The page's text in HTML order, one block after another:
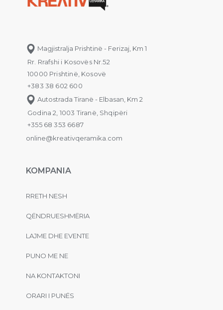
Magjistralja Prishtinë - Ferizaj, Km 1
Rr. Rrafshi i Kosovës Nr.52
10000 Prishtinë, Kosovë
+383 38 602 600
Autostrada Tiranë - Elbasan, Km 2
Godina 2, 1003 Tiranë, Shqipëri
+355 68 353 6687
online@kreativqeramika.com
KOMPANIA
RRETH NESH
QËNDRUESHMËRIA
LAJME DHE EVENTE
PUNO ME NE
NA KONTAKTONI
ORARI I PUNËS